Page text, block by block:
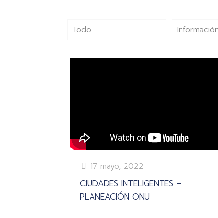
Todo
17 mayo, 2022
CIUDADES INTELIGENTES –
PLANEACIÓN ONU